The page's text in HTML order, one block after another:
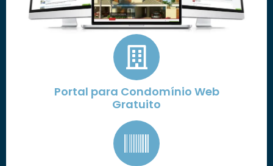
Portal para Condomínio Web
Gratuito